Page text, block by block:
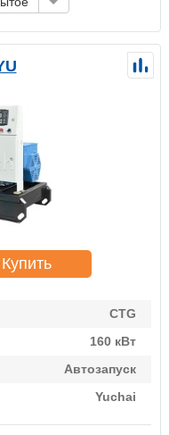
Купить
CTG
160 кВт
Автозапуск
Yuchai